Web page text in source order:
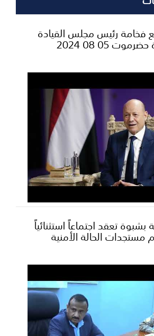
فخامة رئيس مجلس القيادة
05 08 2024
بشبوة تعقد اجتماعاً استثنائياً
مستجدات الحالة الأمنية